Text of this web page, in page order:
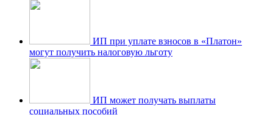
ИП при уплате взносов в «Платон»
могут получить налоговую льготу
ИП может получать выплаты
социальных пособий